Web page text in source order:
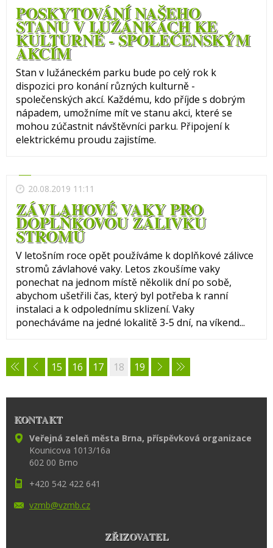
POSKYTOVÁNÍ NAŠEHO
STANU V LUŽÁNKÁCH KE
KULTURNĚ - SPOLEČENSKÝM
AKCÍM
Stan v lužáneckém parku bude po celý rok k
dispozici pro konání různých kulturně -
společenských akcí. Každému, kdo příjde s dobrým
nápadem, umožníme mít ve stanu akci, které se
mohou zúčastnit návštěvníci parku. Připojení k
elektrickému proudu zajistíme.
20.08.2019 11:11
ZÁVLAHOVÉ VAKY PRO
DOPLŇKOVOU ZÁLIVKU
STROMŮ
V letošním roce opět používáme k doplňkové zálivce
stromů závlahové vaky. Letos zkoušíme vaky
ponechat na jednom místě několik dní po sobě,
abychom ušetřili čas, který byl potřeba k ranní
instalaci a k odpolednímu sklizení. Vaky
ponecháváme na jedné lokalitě 3-5 dní, na víkend...
15 16 17 18 19
KONTAKT
Veřejná zeleň města Brna, příspěvková organizace
Kounicova 1013/16a
602 00 Brno
+420 542 422 641
vzmb@vzmb.cz
ZŘIZOVATEL